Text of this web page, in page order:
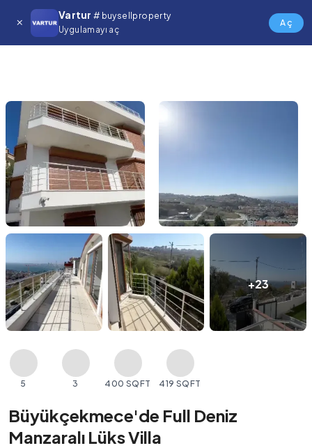
Vartur # buysellproperty
Uygulamayı aç
Aç
+23
5 3 400 SQFT 419 SQFT
Büyükçekmece'de Full Deniz
Manzaralı Lüks Villa